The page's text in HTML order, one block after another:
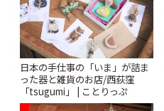
日本の手仕事の「いま」が詰ま
った器と雑貨のお店/西荻窪
「tsugumi」 | ことりっぷ